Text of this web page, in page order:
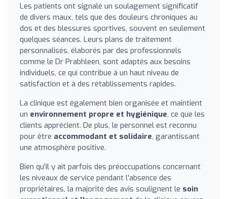
Les patients ont signalé un soulagement significatif
de divers maux, tels que des douleurs chroniques au
dos et des blessures sportives, souvent en seulement
quelques séances. Leurs plans de traitement
personnalisés, élaborés par des professionnels
comme le Dr Prabhleen, sont adaptés aux besoins
individuels, ce qui contribue à un haut niveau de
satisfaction et à des rétablissements rapides.
La clinique est également bien organisée et maintient
un environnement propre et hygiénique, ce que les
clients apprécient. De plus, le personnel est reconnu
pour être accommodant et solidaire, garantissant
une atmosphère positive.
Bien qu'il y ait parfois des préoccupations concernant
les niveaux de service pendant l'absence des
propriétaires, la majorité des avis soulignent le soin